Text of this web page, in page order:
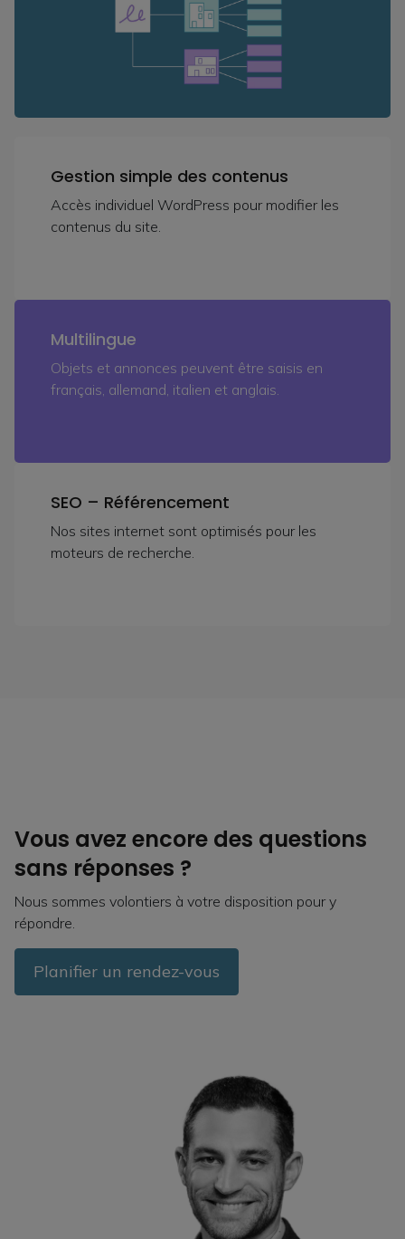
Gestion simple des contenus
Accès individuel WordPress pour modifier les
contenus du site.
Multilingue
Objets et annonces peuvent être saisis en
français, allemand, italien et anglais.
SEO – Référencement
Nos sites internet sont optimisés pour les
moteurs de recherche.
Vous avez encore des questions
sans réponses ?
Nous sommes volontiers à votre disposition pour y
répondre.
Planifier un rendez-vous